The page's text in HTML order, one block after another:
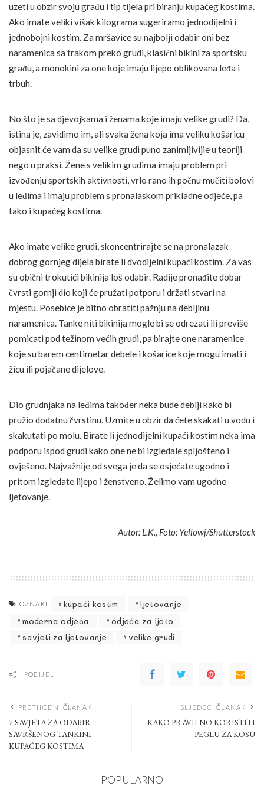
uzeti u obzir svoju građu i tip tijela pri biranju kupaćeg kostima.
Ako imate veliki višak kilograma sugeriramo jednodijelni i
jednobojni kostim. Za mršavice su najbolji odabir oni bez
naramenica sa trakom preko grudi, klasični bikini za sportsku
građu, a monokini za one koje imaju lijepo oblikovana leđa i
trbuh.
No što je sa djevojkama i ženama koje imaju velike grudi? Da,
istina je, zavidimo im, ali svaka žena koja ima veliku košaricu
objasnit će vam da su velike grudi puno zanimljivijie u teoriji
nego u praksi. Žene s velikim grudima imaju problem pri
izvođenju sportskih aktivnosti, vrlo rano ih počnu mučiti bolovi
u leđima i imaju problem s pronalaskom prikladne odjeće, pa
tako i kupaćeg kostima.
Ako imate velike grudi, skoncentrirajte se na pronalazak
dobrog gornjeg dijela birate li dvodijelni kupaći kostim. Za vas
su obični trokutići bikinija loš odabir. Radije pronađite dobar
čvrsti gornji dio koji će pružati potporu i držati stvari na
mjestu. Posebice je bitno obratiti pažnju na debljinu
naramenica. Tanke niti bikinija mogle bi se odrezati ili previše
pomicati pod težinom većih grudi, pa birajte one naramenice
koje su barem centimetar debele i košarice koje mogu imati i
žicu ili pojačane dijelove.
Dio grudnjaka na leđima također neka bude deblji kako bi
pružio dodatnu čvrstinu. Uzmite u obzir da ćete skakati u vodu i
skakutati po molu. Birate li jednodijelni kupaći kostim neka ima
podporu ispod grudi kako one ne bi izgledale spljošteno i
ovješeno. Najvažnije od svega je da se osjećate ugodno i
pritom izgledate lijepo i ženstveno. Želimo vam ugodno
ljetovanje.
Autor: L.K., Foto: Yellowj/Shutterstock
OZNAKE kupaći kostim
ljetovanje
moderna odjeća
odjeća za ljeto
savjeti za ljetovanje
velike grudi
PODIJELI
PRETHODNI ČLANAK
7 SAVJETA ZA ODABIR
SAVRŠENOG TANKINI
KUPAĆEG KOSTIMA
SLJEDEĆI ČLANAK
KAKO PRAVILNO KORISTITI
PEGLU ZA KOSU
POPULARNO